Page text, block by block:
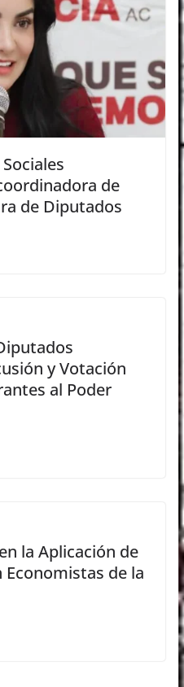
de
de Diputados
y Votación
al Poder
la Aplicación de
Economistas de la